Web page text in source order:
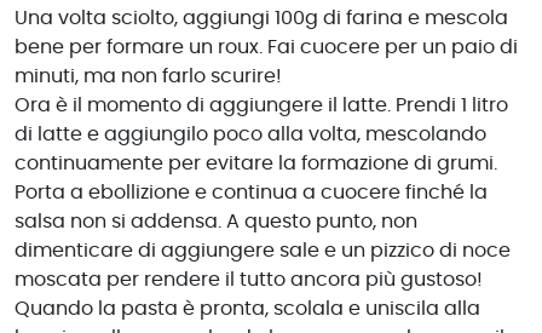
Una volta sciolto, aggiungi 100g di farina e mescola
bene per formare un roux. Fai cuocere per un paio di
minuti, ma non farlo scurire!
Ora è il momento di aggiungere il latte. Prendi 1 litro
di latte e aggiungilo poco alla volta, mescolando
continuamente per evitare la formazione di grumi.
Porta a ebollizione e continua a cuocere finché la
salsa non si addensa. A questo punto, non
dimenticare di aggiungere sale e un pizzico di noce
moscata per rendere il tutto ancora più gustoso!
Quando la pasta è pronta, scolala e uniscila alla